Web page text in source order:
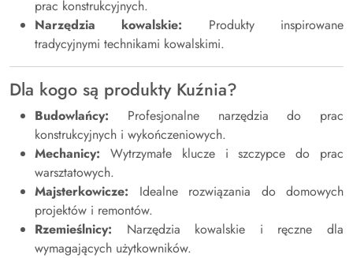
prac konstrukcyjnych.
Narzędzia kowalskie: Produkty inspirowane
tradycyjnymi technikami kowalskimi.
Dla kogo są produkty Kuźnia?
Budowlańcy: Profesjonalne narzędzia do prac
konstrukcyjnych i wykończeniowych.
Mechanicy: Wytrzymałe klucze i szczypce do prac
warsztatowych.
Majsterkowicze: Idealne rozwiązania do domowych
projektów i remontów.
Rzemieślnicy: Narzędzia kowalskie i ręczne dla
wymagających użytkowników.